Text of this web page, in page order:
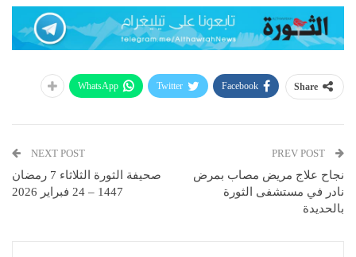
Share
Facebook
Twitter
WhatsApp
نجاح علاج مريض مصاب بمرض
نادر في مستشفى الثورة
بالحديدة
NEXT POST
صحيفة الثورة الثلاثاء 7 رمضان
1447 – 24 فبراير 2026